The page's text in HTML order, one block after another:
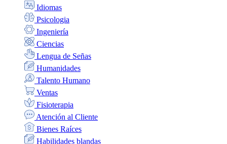
Idiomas
Psicologia
Ingeniería
Ciencias
Lengua de Señas
Humanidades
Talento Humano
Ventas
Fisioterapia
Atención al Cliente
Bienes Raíces
Habilidades blandas